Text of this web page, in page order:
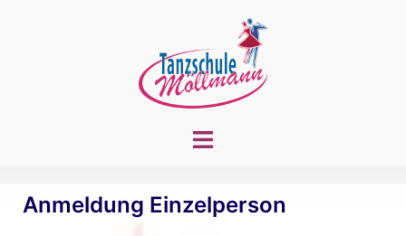
Menü
Anmeldung Einzelperson